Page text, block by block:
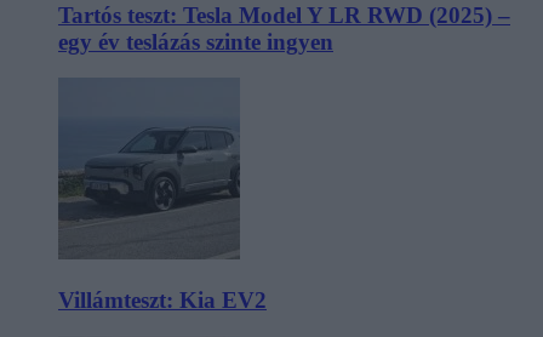
Tartós teszt: Tesla Model Y LR RWD (2025) –
egy év teslázás szinte ingyen
Villámteszt: Kia EV2